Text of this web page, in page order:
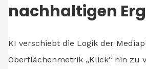
nachhaltigen
KI verschiebt die Logik der
Oberflächenmetrik „Klick“ hin zu